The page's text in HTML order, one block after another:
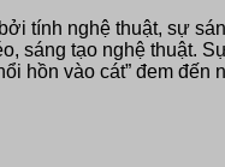
tính nghệ thuật, sự
sáng tạo nghệ thuật.
hồn vào cát” đem